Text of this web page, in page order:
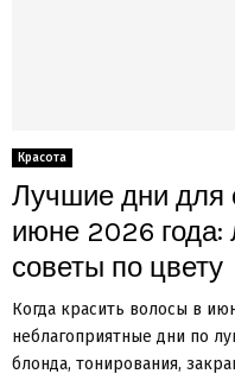
Красота
Лучшие дни для
июне 2026 года:
советы по цвету
Когда красить волосы в
неблагоприятные дни по
блонда, тонирования,